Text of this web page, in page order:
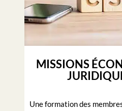
MISSIONS
Une formation des